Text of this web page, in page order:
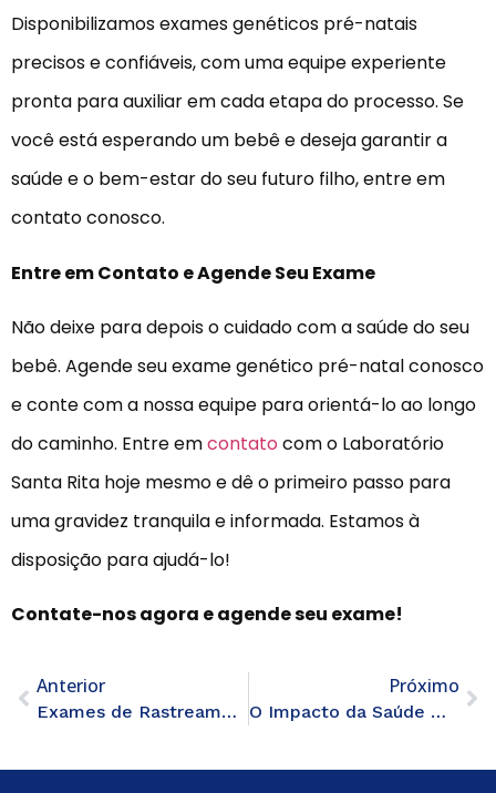
Disponibilizamos exames genéticos pré-natais
precisos e confiáveis, com uma equipe experiente
pronta para auxiliar em cada etapa do processo. Se
você está esperando um bebê e deseja garantir a
saúde e o bem-estar do seu futuro filho, entre em
contato conosco.
Entre em Contato e Agende Seu Exame
Não deixe para depois o cuidado com a saúde do seu
bebê. Agende seu exame genético pré-natal conosco
e conte com a nossa equipe para orientá-lo ao longo
do caminho. Entre emcontato com o Laboratório
Santa Rita hoje mesmo e dê o primeiro passo para
uma gravidez tranquila e informada. Estamos à
disposição para ajudá-lo!
Contate-nos agora e agende seu exame!
Anterior
Exames de Rastreamento para Doença Crônica: A Importância de Detectar Precoce
Próximo
O Impacto da Saúde Mental nos Resultados dos Exames